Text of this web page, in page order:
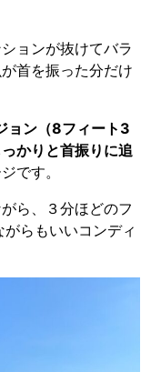
ョンが抜けてバラ
首を振った分だけ
ョン（8フィート3
かりと首振りに追
です。
ら、３分ほどのフ
らもいいコンディ